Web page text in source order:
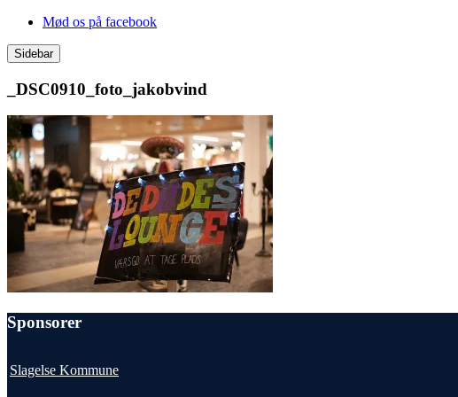
Videre
indhold
Mød os på facebook
Sidebar
_DSC0910_foto_jakobvind
Sponsorer
Slagelse Kommune